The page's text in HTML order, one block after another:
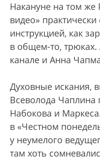
Накануне на том
видео»
инструкцией, как
в общем-то, трюках.
канале и Анна
Духовные искания,
Всеволода Чаплина
Набокова и
в «Честном
у неумелого
там хоть